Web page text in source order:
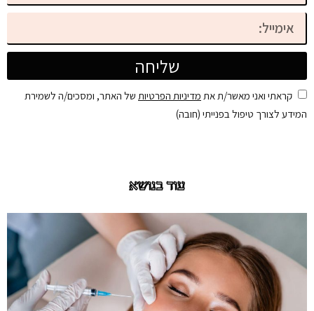
שליחה
קראתי ואני מאשר/ת את מדיניות הפרטיות של האתר, ומסכים/ה לשמירת
המידע לצורך טיפול בפנייתי (חובה)
עוד בנושא